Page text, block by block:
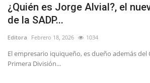
¿Quién es Jorge Alvial?, el
de la SADP...
Editora Febrero 18, 2026 1034
El empresario iquiqueño, es dueño además del
Primera División...